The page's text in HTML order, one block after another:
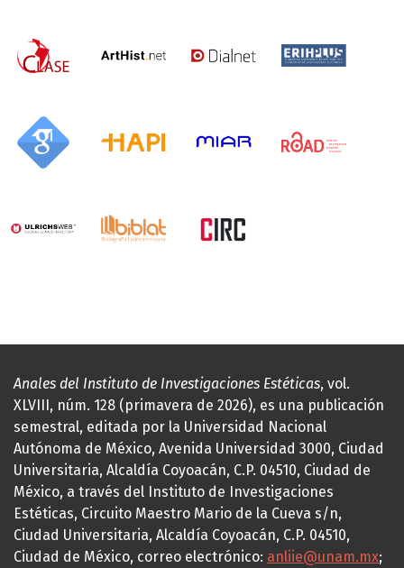
Anales del Instituto de Investigaciones Estéticas, vol.
XLVIII, núm. 128 (primavera de 2026), es una publicación
semestral, editada por la Universidad Nacional
Autónoma de México, Avenida Universidad 3000, Ciudad
Universitaria, Alcaldía Coyoacán, C.P. 04510, Ciudad de
México, a través del Instituto de Investigaciones
Estéticas, Circuito Maestro Mario de la Cueva s/n,
Ciudad Universitaria, Alcaldía Coyoacán, C.P. 04510,
Ciudad de México, correo electrónico: anliie@unam.mx;